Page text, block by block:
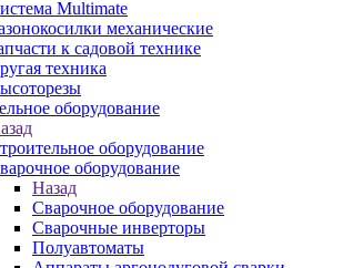
Multimate
механические
к садовой технике
техника
оборудование
оборудование
оборудование
Назад
Сварочное оборудование
Сварочные инверторы
Полуавтоматы